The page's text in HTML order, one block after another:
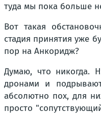
туда мы пока больше
Вот такая
стадия принятия уже
пор на Анкоридж?
Думаю, что никогда.
дронами и
абсолютно пох, для
просто